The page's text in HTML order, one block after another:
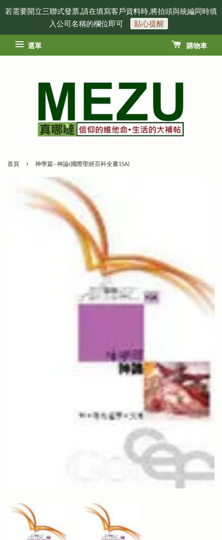
若需要開立三聯式發票,請在填寫客戶資料時,將抬頭與統編同時填
入公司名稱的欄位即可
貼心提醒
選單 購物車
首頁 › 神學篇--神論(國際聖經百科全書15A)